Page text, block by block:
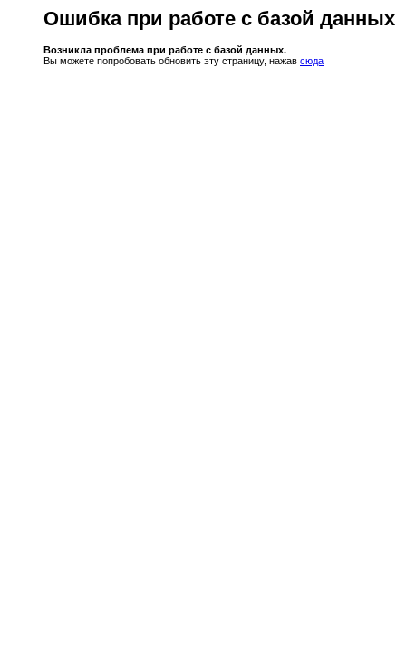
Ошибка при работе с базой данных
Возникла проблема при работе с базой данных.
Вы можете попробовать обновить эту страницу, нажав сюда